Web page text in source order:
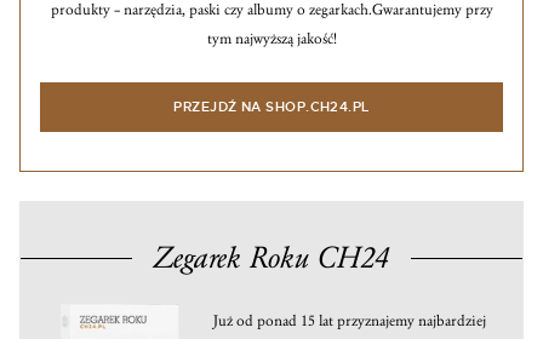
produkty – narzędzia, paski czy albumy o zegarkach.Gwarantujemy przy
tym najwyższą jakość!
PRZEJDŹ NA SHOP.CH24.PL
Zegarek Roku CH24
Już od ponad 15 lat przyznajemy najbardziej